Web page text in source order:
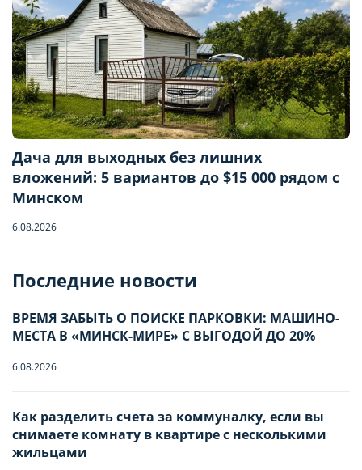
Дача для выходных без лишних
вложений: 5 вариантов до $15 000 рядом с
Минском
6.08.2026
Последние новости
ВРЕМЯ ЗАБЫТЬ О ПОИСКЕ ПАРКОВКИ: МАШИНО-
МЕСТА В «МИНСК-МИРЕ» С ВЫГОДОЙ ДО 20%
6.08.2026
Как разделить счета за коммуналку, если вы
снимаете комнату в квартире с несколькими
жильцами